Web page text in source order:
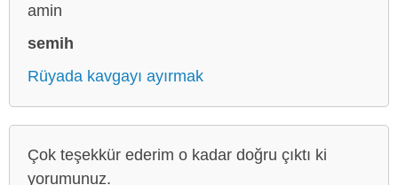
amin
semih
Rüyada kavgayı ayırmak
Çok teşekkür ederim o kadar doğru çıktı ki
yorumunuz.